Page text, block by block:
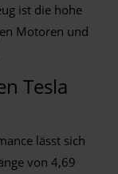
ist die hohe
Motoren und
Tesla
lässt sich
von 4,69